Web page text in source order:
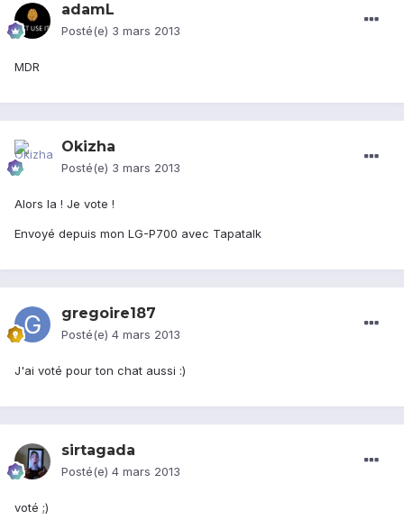
adamL
Posté(e) 3 mars 2013
MDR
Okizha
Posté(e) 3 mars 2013
Alors la ! Je vote !
Envoyé depuis mon LG-P700 avec Tapatalk
gregoire187
Posté(e) 4 mars 2013
J'ai voté pour ton chat aussi :)
sirtagada
Posté(e) 4 mars 2013
voté ;)